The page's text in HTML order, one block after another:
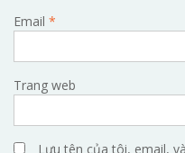
Email *
Trang web
Lưu tên của tôi, email,